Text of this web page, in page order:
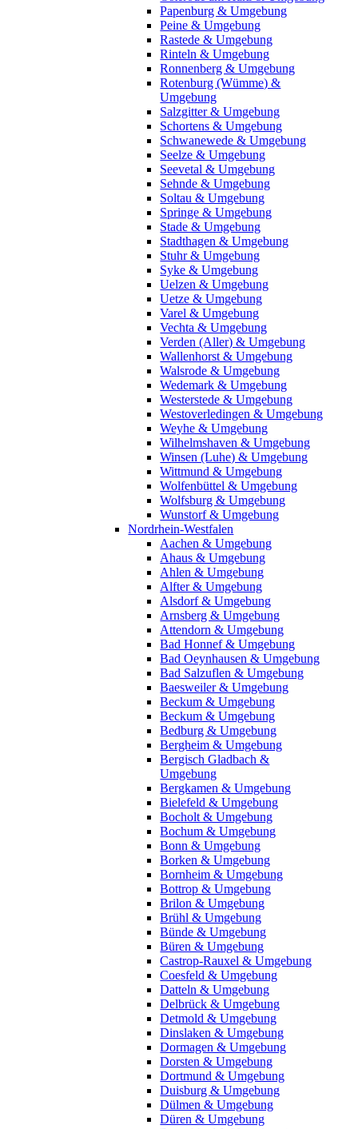
Papenburg & Umgebung
Peine & Umgebung
Rastede & Umgebung
Rinteln & Umgebung
Ronnenberg & Umgebung
Rotenburg (Wümme) &
Umgebung
Salzgitter & Umgebung
Schortens & Umgebung
Schwanewede & Umgebung
Seelze & Umgebung
Seevetal & Umgebung
Sehnde & Umgebung
Soltau & Umgebung
Springe & Umgebung
Stade & Umgebung
Stadthagen & Umgebung
Stuhr & Umgebung
Syke & Umgebung
Uelzen & Umgebung
Uetze & Umgebung
Varel & Umgebung
Vechta & Umgebung
Verden (Aller) & Umgebung
Wallenhorst & Umgebung
Walsrode & Umgebung
Wedemark & Umgebung
Westerstede & Umgebung
Westoverledingen & Umgebung
Weyhe & Umgebung
Wilhelmshaven & Umgebung
Winsen (Luhe) & Umgebung
Wittmund & Umgebung
Wolfenbüttel & Umgebung
Wolfsburg & Umgebung
Wunstorf & Umgebung
Nordrhein-Westfalen
Aachen & Umgebung
Ahaus & Umgebung
Ahlen & Umgebung
Alfter & Umgebung
Alsdorf & Umgebung
Arnsberg & Umgebung
Attendorn & Umgebung
Bad Honnef & Umgebung
Bad Oeynhausen & Umgebung
Bad Salzuflen & Umgebung
Baesweiler & Umgebung
Beckum & Umgebung
Beckum & Umgebung
Bedburg & Umgebung
Bergheim & Umgebung
Bergisch Gladbach &
Umgebung
Bergkamen & Umgebung
Bielefeld & Umgebung
Bocholt & Umgebung
Bochum & Umgebung
Bonn & Umgebung
Borken & Umgebung
Bornheim & Umgebung
Bottrop & Umgebung
Brilon & Umgebung
Brühl & Umgebung
Bünde & Umgebung
Büren & Umgebung
Castrop-Rauxel & Umgebung
Coesfeld & Umgebung
Datteln & Umgebung
Delbrück & Umgebung
Detmold & Umgebung
Dinslaken & Umgebung
Dormagen & Umgebung
Dorsten & Umgebung
Dortmund & Umgebung
Duisburg & Umgebung
Dülmen & Umgebung
Düren & Umgebung